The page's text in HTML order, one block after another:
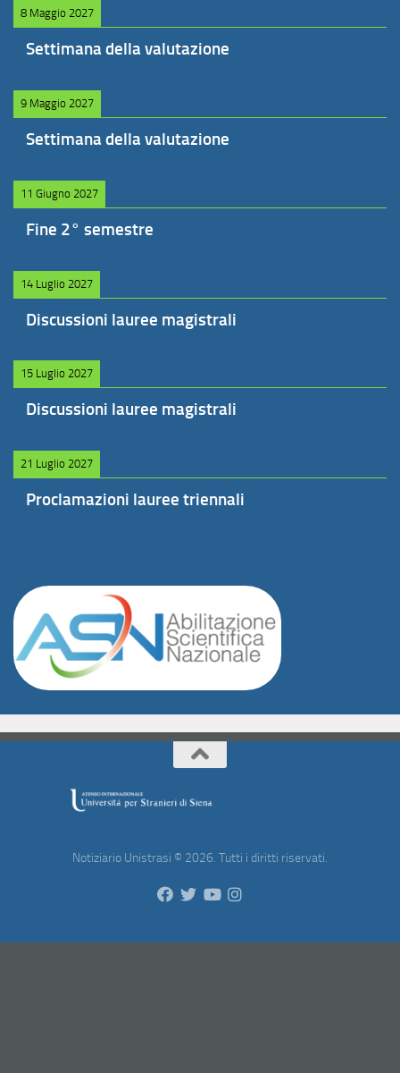
8 Maggio 2027
Settimana della valutazione
9 Maggio 2027
Settimana della valutazione
11 Giugno 2027
Fine 2° semestre
14 Luglio 2027
Discussioni lauree magistrali
15 Luglio 2027
Discussioni lauree magistrali
21 Luglio 2027
Proclamazioni lauree triennali
Notiziario Unistrasi © 2026. Tutti i diritti riservati.